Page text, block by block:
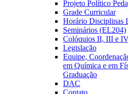
Projeto Político
Grade Curricular
Horário Disciplinas
Seminários (EL204)
Colóquios II, III e
Legislação
Equipe,
em Química e em
Graduação
DAC
Contato